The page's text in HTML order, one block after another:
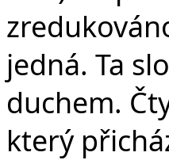
jedná. Ta
duchem.
který